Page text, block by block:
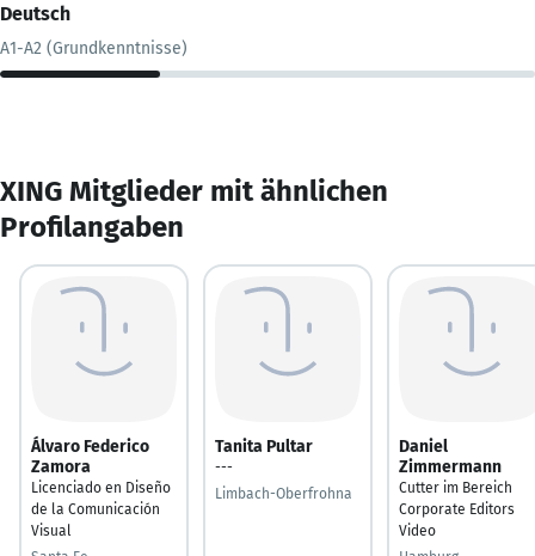
Deutsch
A1-A2 (Grundkenntnisse)
XING Mitglieder mit ähnlichen
Profilangaben
Álvaro Federico
Zamora
Licenciado en Diseño
de la Comunicación
Visual
Tanita Pultar
---
Limbach-Oberfrohna
Daniel
Zimmermann
Cutter im Bereich
Corporate Editors
Video